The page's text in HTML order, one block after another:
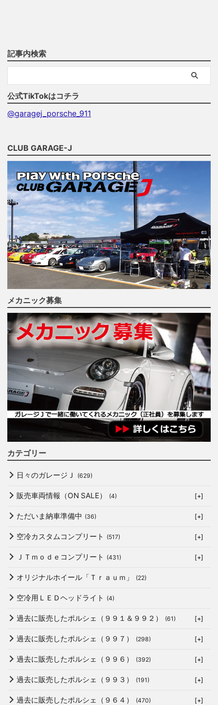
記事内検索
公式TikTokはコチラ
@garagej_porsche_911
CLUB GARAGE-J
メカニック募集
カテゴリー
日々のガレージＪ (629)
販売車両情報（ON SALE） (4) [+]
ただいま納車準備中 (36) [+]
空冷カスタムコンプリート (517) [+]
ＪＴｍｏｄｅコンプリート (431) [+]
オリジナルホイール「Ｔｒａｕｍ」 (22)
空冷用ＬＥＤヘッドライト (4)
過去に販売したポルシェ（９９１＆９９２） (61) [+]
過去に販売したポルシェ（９９７） (298) [+]
過去に販売したポルシェ（９９６） (392) [+]
過去に販売したポルシェ（９９３） (191) [+]
過去に販売したポルシェ（９６４） (470) [+]